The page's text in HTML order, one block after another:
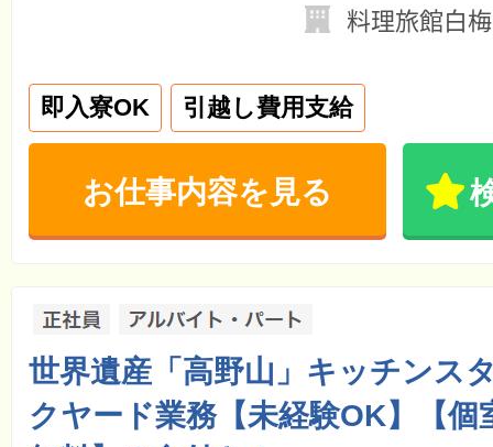
料理旅館白梅
即入寮OK 引越し費用支給
お仕事内容を見る
世界遺産「高野山」キッチンス
クヤード業務【未経験OK】【個